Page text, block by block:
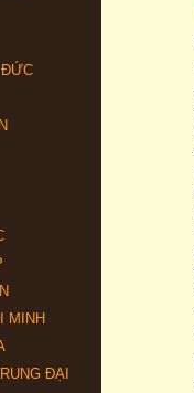
ĐỨC
MINH
ĐẠI